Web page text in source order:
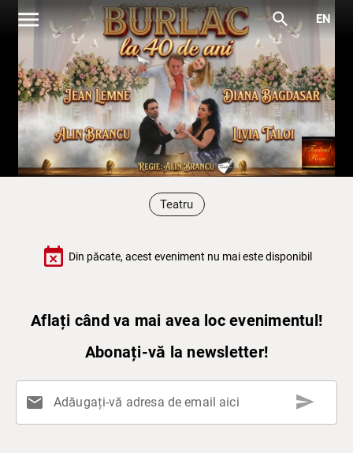
menu search EN
Teatru
event_busy Din păcate, acest eveniment nu mai este disponibil
Aflați când va mai avea loc evenimentul!
Abonați-vă la newsletter!
mail Adăugați-vă adresa de email aici send